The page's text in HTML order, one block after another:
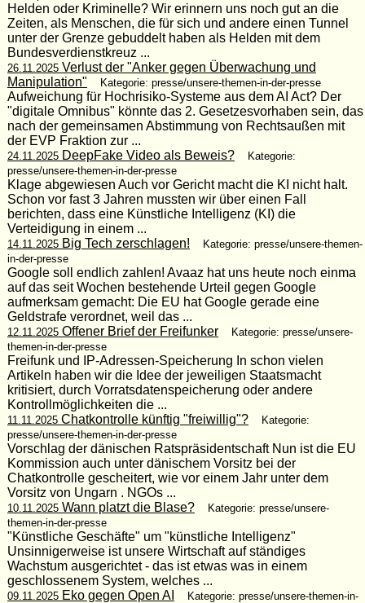
Helden oder Kriminelle? Wir erinnern uns noch gut an die
Zeiten, als Menschen, die für sich und andere einen Tunnel
unter der Grenze gebuddelt haben als Helden mit dem
Bundesverdienstkreuz ...
26.11.2025Verlust der "Anker gegen Überwachung und
Manipulation"
Kategorie: presse/unsere-themen-in-der-presse
Aufweichung für Hochrisiko-Systeme aus dem AI Act? Der
"digitale Omnibus" könnte das 2. Gesetzesvorhaben sein, das
nach der gemeinsamen Abstimmung von Rechtsaußen mit
der EVP Fraktion zur ...
24.11.2025DeepFake Video als Beweis?
Kategorie:
presse/unsere-themen-in-der-presse
Klage abgewiesen Auch vor Gericht macht die KI nicht halt.
Schon vor fast 3 Jahren mussten wir über einen Fall
berichten, dass eine Künstliche Intelligenz (KI) die
Verteidigung in einem ...
14.11.2025Big Tech zerschlagen!
Kategorie: presse/unsere-themen-
in-der-presse
Google soll endlich zahlen! Avaaz hat uns heute noch einma
auf das seit Wochen bestehende Urteil gegen Google
aufmerksam gemacht: Die EU hat Google gerade eine
Geldstrafe verordnet, weil das ...
12.11.2025Offener Brief der Freifunker
Kategorie: presse/unsere-
themen-in-der-presse
Freifunk und IP-Adressen-Speicherung In schon vielen
Artikeln haben wir die Idee der jeweiligen Staatsmacht
kritisiert, durch Vorratsdatenspeicherung oder andere
Kontrollmöglichkeiten die ...
11.11.2025Chatkontrolle künftig "freiwillig"?
Kategorie:
presse/unsere-themen-in-der-presse
Vorschlag der dänischen Ratspräsidentschaft Nun ist die EU
Kommission auch unter dänischem Vorsitz bei der
Chatkontrolle gescheitert, wie vor einem Jahr unter dem
Vorsitz von Ungarn . NGOs ...
10.11.2025Wann platzt die Blase?
Kategorie: presse/unsere-
themen-in-der-presse
"Künstliche Geschäfte" um "künstliche Intelligenz"
Unsinnigerweise ist unsere Wirtschaft auf ständiges
Wachstum ausgerichtet - das ist etwas was in einem
geschlossenem System, welches ...
09.11.2025Eko gegen Open AI
Kategorie: presse/unsere-themen-in-